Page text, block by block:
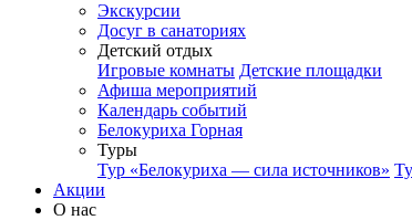
Экскурсии
Досуг в санаториях
Детский отдых
Игровые комнаты Детские площадки
Афиша мероприятий
Календарь событий
Белокуриха Горная
Туры
Тур «Белокуриха — сила источников»
Акции
О нас